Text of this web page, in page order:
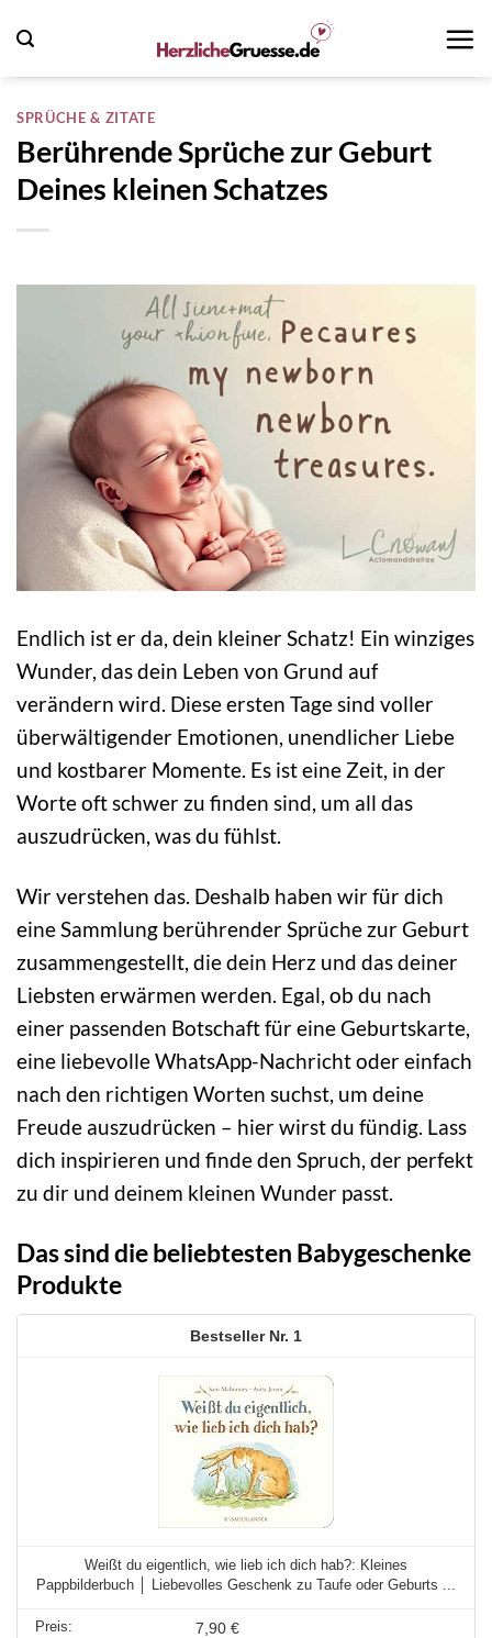
Inhalt
springen
SPRÜCHE & ZITATE
Berührende Sprüche zur Geburt
Deines kleinen Schatzes
Endlich ist er da, dein kleiner Schatz! Ein winziges
Wunder, das dein Leben von Grund auf
verändern wird. Diese ersten Tage sind voller
überwältigender Emotionen, unendlicher Liebe
und kostbarer Momente. Es ist eine Zeit, in der
Worte oft schwer zu finden sind, um all das
auszudrücken, was du fühlst.
Wir verstehen das. Deshalb haben wir für dich
eine Sammlung berührender Sprüche zur Geburt
zusammengestellt, die dein Herz und das deiner
Liebsten erwärmen werden. Egal, ob du nach
einer passenden Botschaft für eine Geburtskarte,
eine liebevolle WhatsApp-Nachricht oder einfach
nach den richtigen Worten suchst, um deine
Freude auszudrücken – hier wirst du fündig. Lass
dich inspirieren und finde den Spruch, der perfekt
zu dir und deinem kleinen Wunder passt.
Das sind die beliebtesten Babygeschenke
Produkte
1
Weißt du eigentlich, wie lieb ich dich hab?: Kleines
Pappbilderbuch │ Liebevolles Geschenk zu Taufe oder Geburts ...
7,90 €